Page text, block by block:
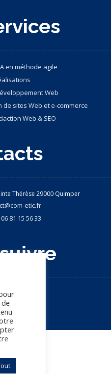
en méthode agile
Web
sites Web et e-commerce
Web & SEO
Thérèse 29000 Quimper
etic.fr
06 81 15 56 33
droits réservés